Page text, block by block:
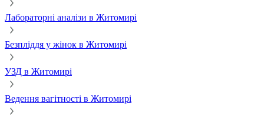
Лабораторні аналізи в Житомирі
Безпліддя у жінок в Житомирі
УЗД в Житомирі
Ведення вагітності в Житомирі